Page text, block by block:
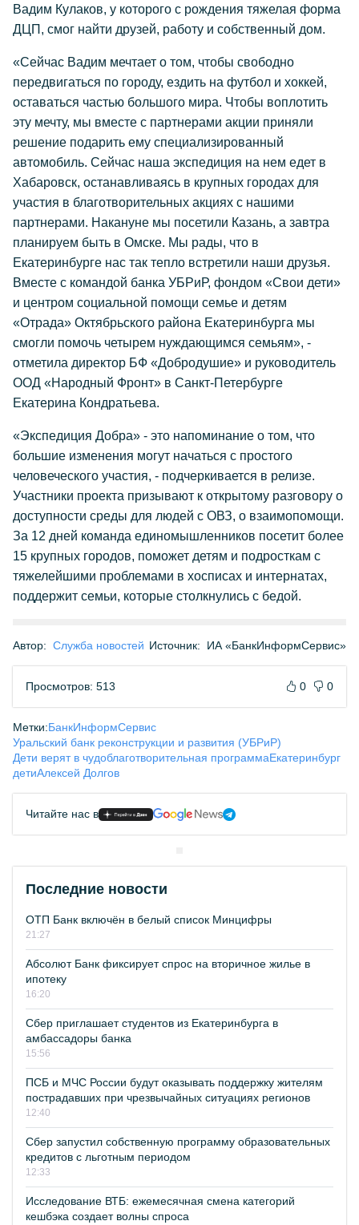
Вадим Кулаков, у которого с рождения тяжелая форма
ДЦП, смог найти друзей, работу и собственный дом.
«Сейчас Вадим мечтает о том, чтобы свободно
передвигаться по городу, ездить на футбол и хоккей,
оставаться частью большого мира. Чтобы воплотить
эту мечту, мы вместе с партнерами акции приняли
решение подарить ему специализированный
автомобиль. Сейчас наша экспедиция на нем едет в
Хабаровск, останавливаясь в крупных городах для
участия в благотворительных акциях с нашими
партнерами. Накануне мы посетили Казань, а завтра
планируем быть в Омске. Мы рады, что в
Екатеринбурге нас так тепло встретили наши друзья.
Вместе с командой банка УБРиР, фондом «Свои дети»
и центром социальной помощи семье и детям
«Отрада» Октябрьского района Екатеринбурга мы
смогли помочь четырем нуждающимся семьям», -
отметила директор БФ «Добродушие» и руководитель
ООД «Народный Фронт» в Санкт-Петербурге
Екатерина Кондратьева.
«Экспедиция Добра» - это напоминание о том, что
большие изменения могут начаться с простого
человеческого участия, - подчеркивается в релизе.
Участники проекта призывают к открытому разговору о
доступности среды для людей с ОВЗ, о взаимопомощи.
За 12 дней команда единомышленников посетит более
15 крупных городов, поможет детям и подросткам с
тяжелейшими проблемами в хосписах и интернатах,
поддержит семьи, которые столкнулись с бедой.
Автор: Служба новостей Источник: ИА «БанкИнформСервис»
Просмотров: 513 0 0
Метки:БанкИнформСервис
Уральский банк реконструкции и развития (УБРиР)
Дети верят в чудоблаготворительная программаЕкатеринбург
детиАлексей Долгов
Читайте нас в
Последние новости
ОТП Банк включён в белый список Минцифры
21:27
Абсолют Банк фиксирует спрос на вторичное жилье в
ипотеку
16:20
Сбер приглашает студентов из Екатеринбурга в
амбассадоры банка
15:56
ПСБ и МЧС России будут оказывать поддержку жителям
пострадавших при чрезвычайных ситуациях регионов
12:40
Сбер запустил собственную программу образовательных
кредитов с льготным периодом
12:33
Исследование ВТБ: ежемесячная смена категорий
кешбэка создает волны спроса